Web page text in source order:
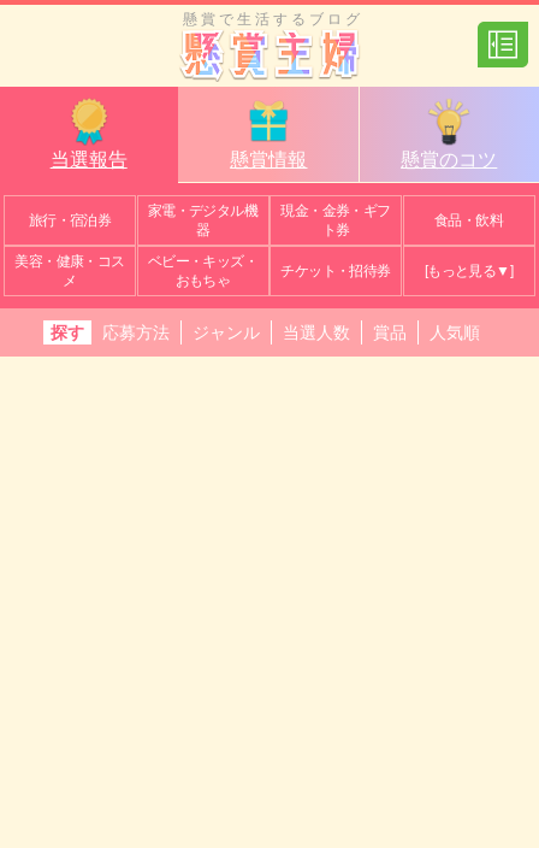
懸賞で生活するブログ
当選報告 懸賞情報 懸賞のコツ
旅行・宿泊券
家電・デジタル機
器
現金・金券・ギフ
ト券
食品・飲料
美容・健康・コス
メ
ベビー・キッズ・
おもちゃ
チケット・招待券 [もっと見る▼]
探す 応募方法 ジャンル 当選人数 賞品 人気順